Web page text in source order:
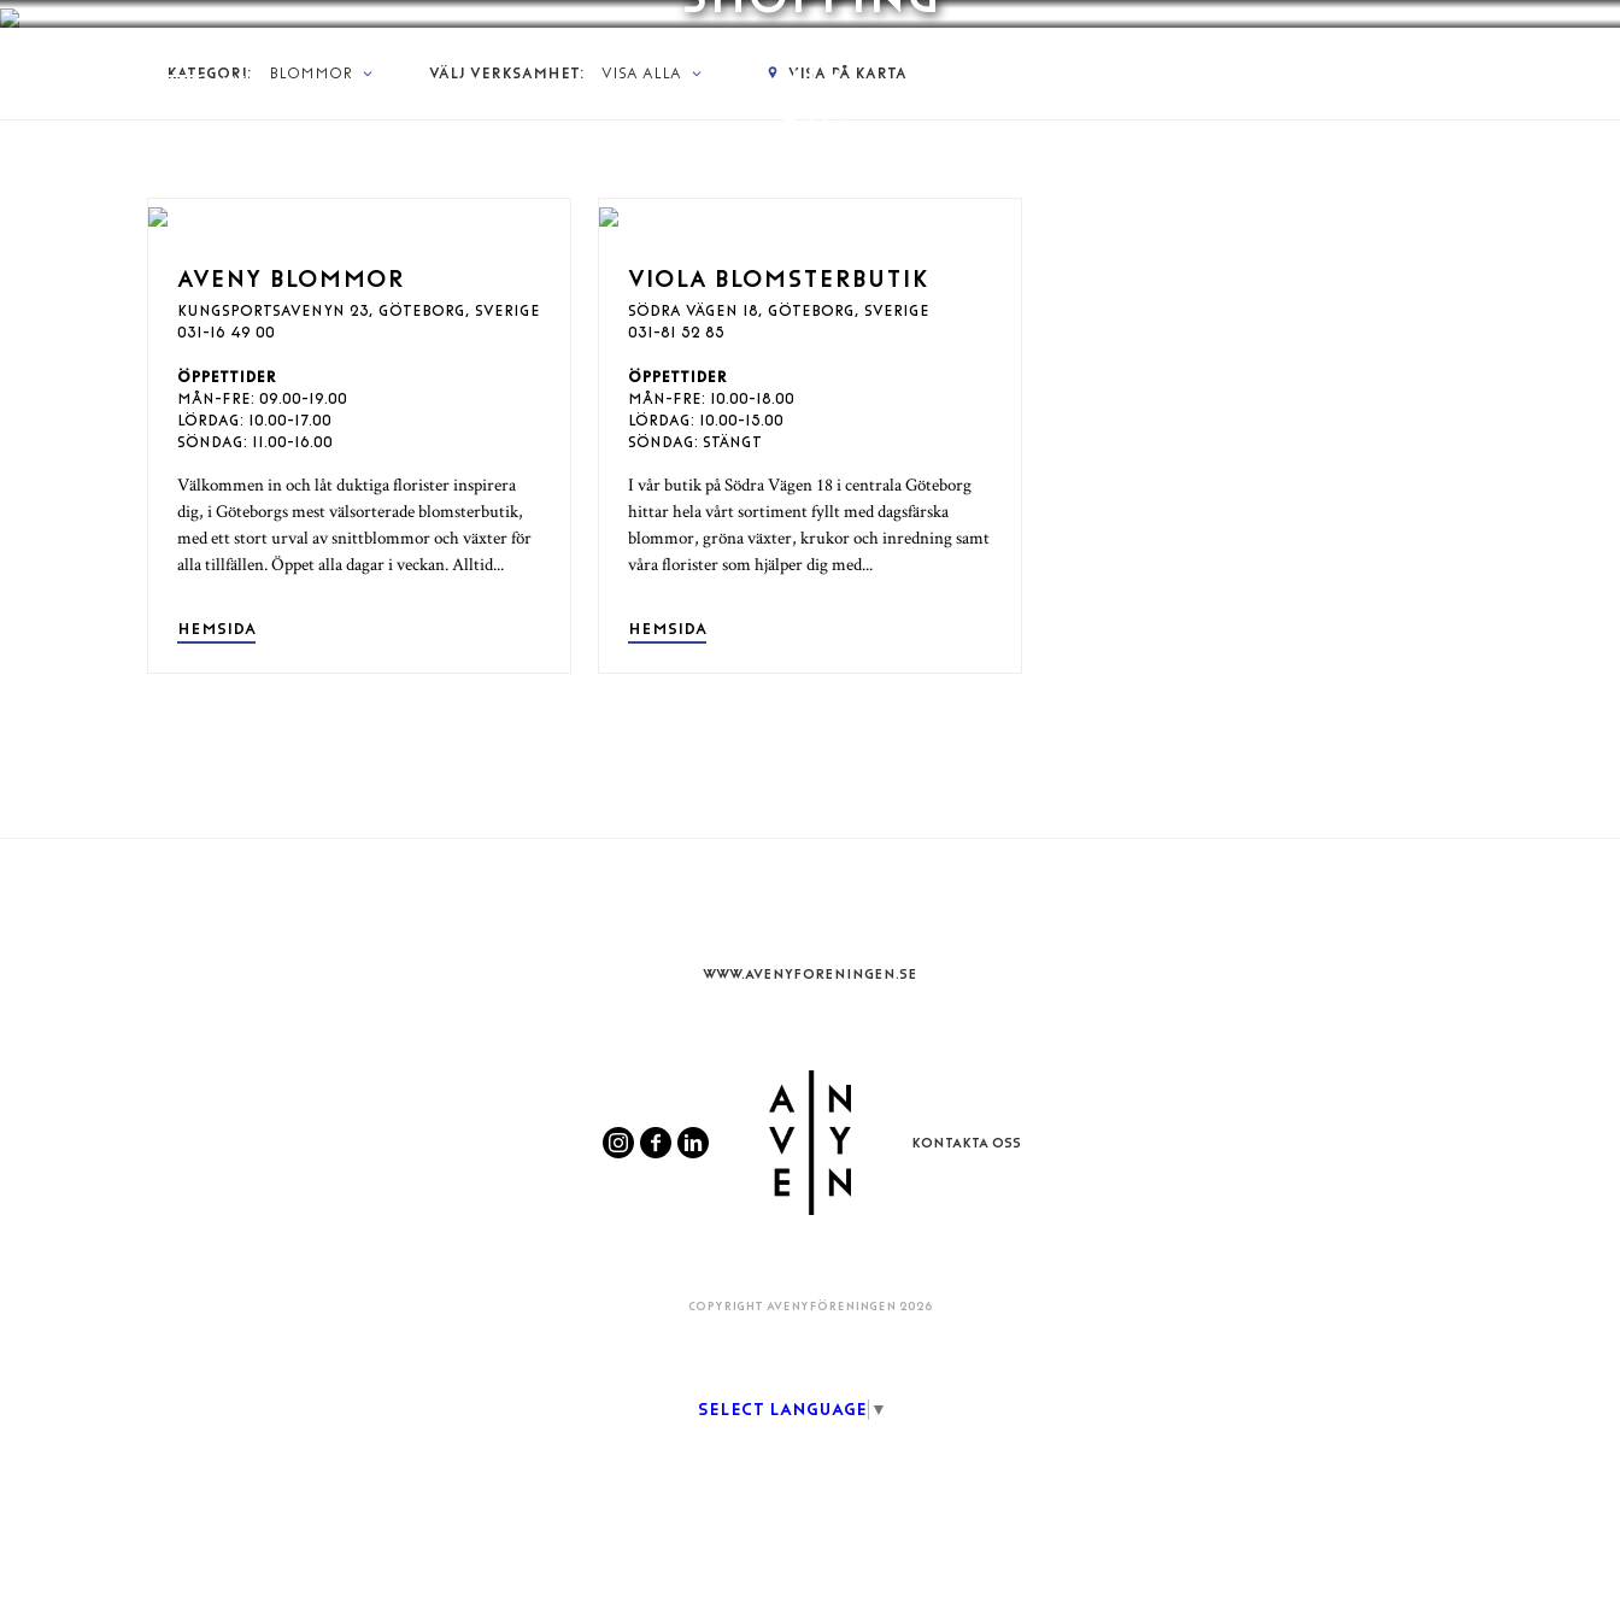
MENY
KATEGORI: BLOMMOR VÄLJ VERKSAMHET: VISA ALLA VISA PÅ KARTA
AVENY BLOMMOR
KUNGSPORTSAVENYN 23, GÖTEBORG, SVERIGE
031-16 49 00
ÖPPETTIDER
MÅN-FRE: 09.00-19.00
LÖRDAG: 10.00-17.00
SÖNDAG: 11.00-16.00
Välkommen in och låt duktiga florister inspirera
dig, i Göteborgs mest välsorterade blomsterbutik,
med ett stort urval av snittblommor och växter för
alla tillfällen. Öppet alla dagar i veckan. Alltid...
HEMSIDA
VIOLA BLOMSTERBUTIK
SÖDRA VÄGEN 18, GÖTEBORG, SVERIGE
031-81 52 85
ÖPPETTIDER
MÅN-FRE: 10.00-18.00
LÖRDAG: 10.00-15.00
SÖNDAG: STÄNGT
I vår butik på Södra Vägen 18 i centrala Göteborg
hittar hela vårt sortiment fyllt med dagsfärska
blommor, gröna växter, krukor och inredning samt
våra florister som hjälper dig med...
HEMSIDA
WWW.AVENYFORENINGEN.SE
KONTAKTA OSS
COPYRIGHT AVENYFÖRENINGEN 2026
Select Language ▼